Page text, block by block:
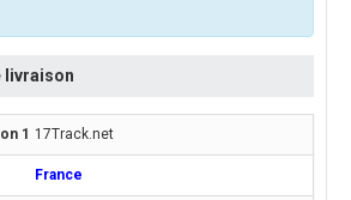
livraison
17Track.net
France